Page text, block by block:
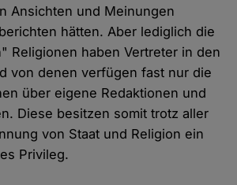
Ansichten und Meinungen
hätten. Aber lediglich die
Religionen haben Vertreter in den
von denen verfügen fast nur die
über eigene Redaktionen und
Diese besitzen somit trotz aller
von Staat und Religion ein
Privileg.